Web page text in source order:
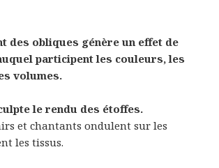
des obliques génère un effet de
participent les couleurs, les
volumes.
le rendu des étoffes.
et chantants ondulent sur les
les tissus.